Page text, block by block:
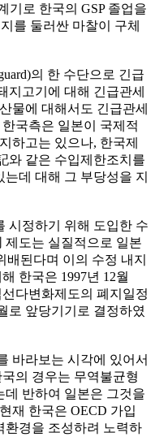
기로 한국의 GSP 졸업을
를 둘러싼 마찰이 구체
의 한 수단으로 긴급
지고기에 대해 긴급관세
물에 대해서도 긴급관세
국측은 일본이 국제적
하고는 있으나, 한국제
와 같은 수입제한조치를
데 대해 그 부당성을 지
시정하기 위해 도입한 수
제도는 실질적으로 일본
된다며 이의 수정 내지
한국은 1997년 12월
다변화제도의 폐지일정
로 앞당기기로 결정하였
바라보는 시각에 있어서
의 경우는 무역불균형
데 반하여 일본은 그것을
재 한국은 OECD 가입
환경을 조성하려 노력하